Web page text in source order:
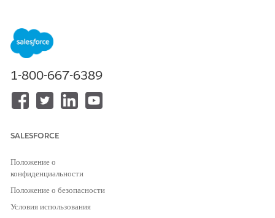
NOTEIf you installed the Omnistudio managed package,
you can continue using the default Document Template
Designer tab by not enabling the Design Document
Templates in Salesforce setting.
REQUIRED EDITIONS
Available in:Enterprise
Developer
Editions
1-800-667-6389
SALESFORCE
Положение о
конфиденциальности
Положение о безопасности
Условия использования